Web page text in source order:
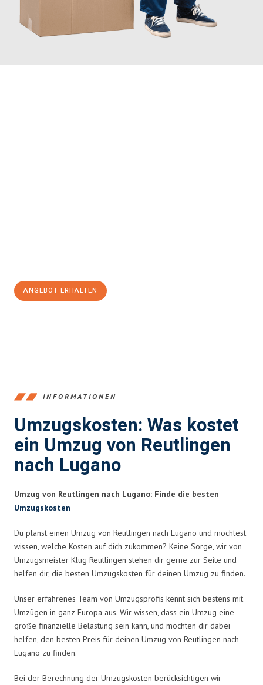
ANGEBOT ERHALTEN
INFORMATIONEN
Umzugskosten: Was kostet
ein Umzug von Reutlingen
nach Lugano
Umzug von Reutlingen nach Lugano: Finde die besten
Umzugskosten
Du planst einen Umzug von Reutlingen nach Lugano und möchtest
wissen, welche Kosten auf dich zukommen? Keine Sorge, wir von
Umzugsmeister Klug Reutlingen stehen dir gerne zur Seite und
helfen dir, die besten Umzugskosten für deinen Umzug zu finden.
Unser erfahrenes Team von Umzugsprofis kennt sich bestens mit
Umzügen in ganz Europa aus. Wir wissen, dass ein Umzug eine
große finanzielle Belastung sein kann, und möchten dir dabei
helfen, den besten Preis für deinen Umzug von Reutlingen nach
Lugano zu finden.
Bei der Berechnung der Umzugskosten berücksichtigen wir